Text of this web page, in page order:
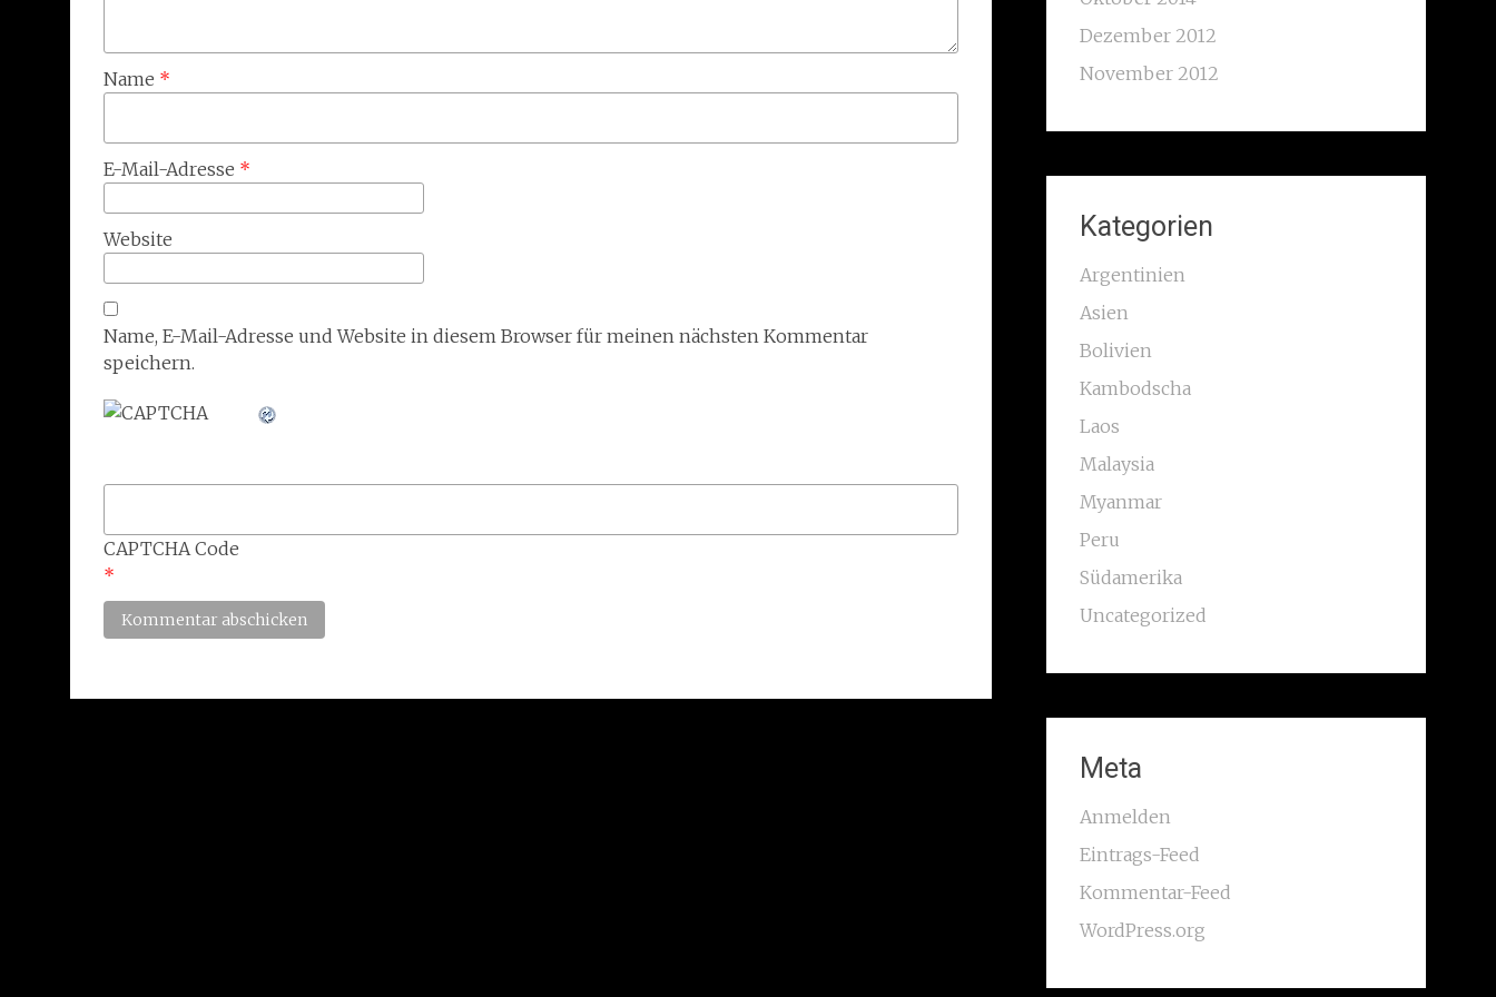
Name *
E-Mail-Adresse *
Website
Name, E-Mail-Adresse und Website in diesem Browser für meinen nächsten Kommentar
speichern.
CAPTCHA Code
*
Dezember 2012
November 2012
Kategorien
Argentinien
Asien
Bolivien
Kambodscha
Laos
Malaysia
Myanmar
Peru
Südamerika
Uncategorized
Meta
Anmelden
Eintrags-Feed
Kommentar-Feed
WordPress.org